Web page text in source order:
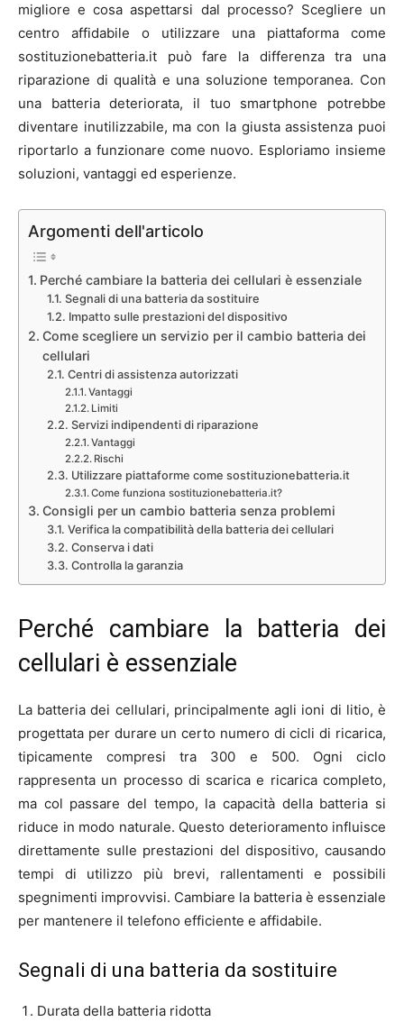
migliore e cosa aspettarsi dal processo? Scegliere un
centro affidabile o utilizzare una piattaforma come
sostituzionebatteria.it può fare la differenza tra una
riparazione di qualità e una soluzione temporanea. Con
una batteria deteriorata, il tuo smartphone potrebbe
diventare inutilizzabile, ma con la giusta assistenza puoi
riportarlo a funzionare come nuovo. Esploriamo insieme
soluzioni, vantaggi ed esperienze.
Argomenti dell'articolo
Perché cambiare la batteria dei cellulari è essenziale
Segnali di una batteria da sostituire
Impatto sulle prestazioni del dispositivo
Come scegliere un servizio per il cambio batteria dei
cellulari
Centri di assistenza autorizzati
Vantaggi
Limiti
Servizi indipendenti di riparazione
Vantaggi
Rischi
Utilizzare piattaforme come sostituzionebatteria.it
Come funziona sostituzionebatteria.it?
Consigli per un cambio batteria senza problemi
Verifica la compatibilità della batteria dei cellulari
Conserva i dati
Controlla la garanzia
Perché cambiare la batteria dei
cellulari è essenziale
La batteria dei cellulari, principalmente agli ioni di litio, è
progettata per durare un certo numero di cicli di ricarica,
tipicamente compresi tra 300 e 500. Ogni ciclo
rappresenta un processo di scarica e ricarica completo,
ma col passare del tempo, la capacità della batteria si
riduce in modo naturale. Questo deterioramento influisce
direttamente sulle prestazioni del dispositivo, causando
tempi di utilizzo più brevi, rallentamenti e possibili
spegnimenti improvvisi. Cambiare la batteria è essenziale
per mantenere il telefono efficiente e affidabile.
Segnali di una batteria da sostituire
Durata della batteria ridotta